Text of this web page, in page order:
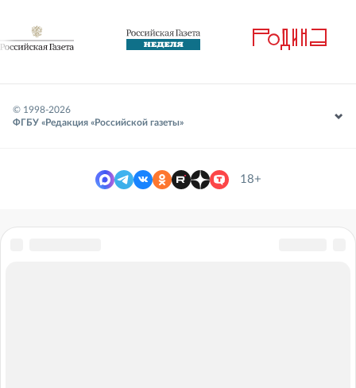
© 1998-2026
ФГБУ «Редакция «Российской газеты»
18+